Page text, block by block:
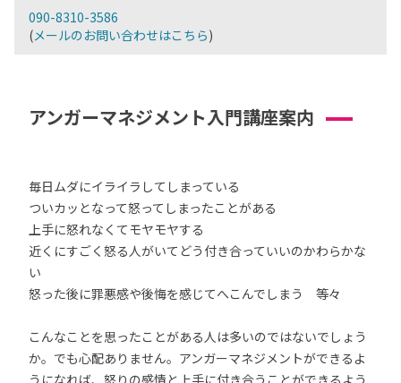
090-8310-3586
(メールのお問い合わせはこちら)
アンガーマネジメント入門講座案内
毎日ムダにイライラしてしまっている
ついカッとなって怒ってしまったことがある
上手に怒れなくてモヤモヤする
近くにすごく怒る人がいてどう付き合っていいのかわらかな
い
怒った後に罪悪感や後悔を感じてへこんでしまう 等々
こんなことを思ったことがある人は多いのではないでしょう
か。でも心配ありません。アンガーマネジメントができるよ
うになれば、怒りの感情と上手に付き合うことができるよう